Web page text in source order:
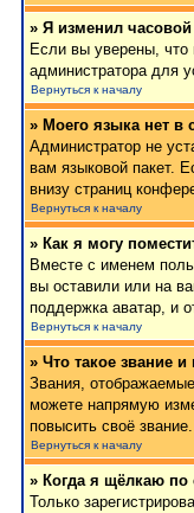
» Я изменил
Если вы уверены, что
администратора для
Вернуться к началу
» Моего языка нет в
Администратор не
вам языковой пакет.
внизу страниц
Вернуться к началу
» Как я могу
Вместе с именем
вы оставили или на
поддержка аватар, и
Вернуться к началу
» Что такое звание
Звания,
можете напрямую
повысить своё
Вернуться к началу
» Когда я щёлкаю по
Только